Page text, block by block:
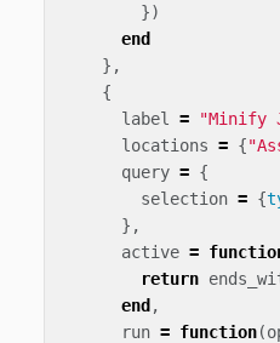
})
end
},
{
label
= "Minify
locations = {
query = {
selection = {
},
active =
return
end ,
run = function(